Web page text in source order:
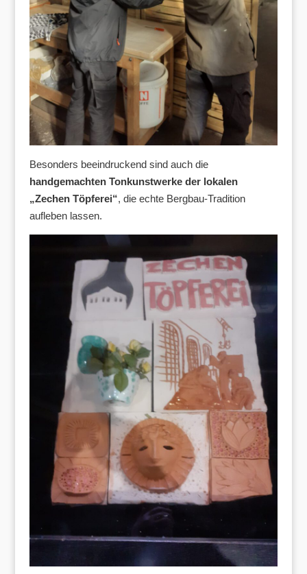
Besonders beeindruckend sind auch die
handgemachten Tonkunstwerke der lokalen
„Zechen Töpferei“, die echte Bergbau-Tradition
aufleben lassen.